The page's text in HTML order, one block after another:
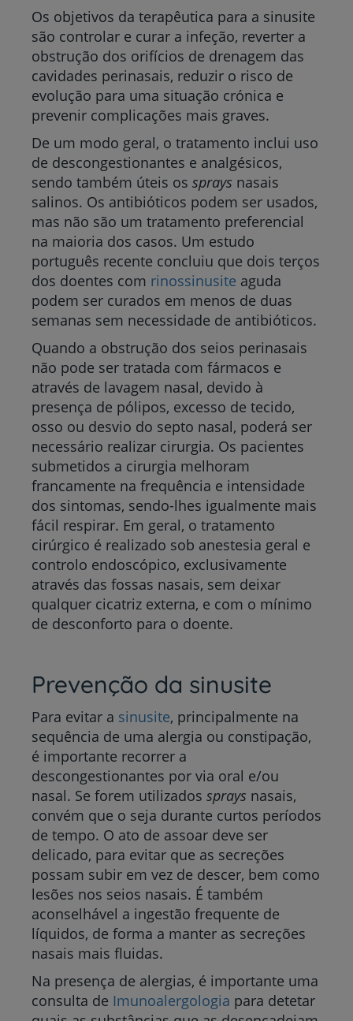
Os objetivos da terapêutica para a sinusite
são controlar e curar a infeção, reverter a
obstrução dos orifícios de drenagem das
cavidades perinasais, reduzir o risco de
evolução para uma situação crónica e
prevenir complicações mais graves.
De um modo geral, o tratamento inclui uso
de descongestionantes e analgésicos,
sendo também úteis os sprays nasais
salinos. Os antibióticos podem ser usados,
mas não são um tratamento preferencial
na maioria dos casos. Um estudo
português recente concluiu que dois terços
dos doentes com rinossinusite aguda
podem ser curados em menos de duas
semanas sem necessidade de antibióticos.
Quando a obstrução dos seios perinasais
não pode ser tratada com fármacos e
através de lavagem nasal, devido à
presença de pólipos, excesso de tecido,
osso ou desvio do septo nasal, poderá ser
necessário realizar cirurgia. Os pacientes
submetidos a cirurgia melhoram
francamente na frequência e intensidade
dos sintomas, sendo-lhes igualmente mais
fácil respirar. Em geral, o tratamento
cirúrgico é realizado sob anestesia geral e
controlo endoscópico, exclusivamente
através das fossas nasais, sem deixar
qualquer cicatriz externa, e com o mínimo
de desconforto para o doente.
Prevenção da sinusite
Para evitar a sinusite, principalmente na
sequência de uma alergia ou constipação,
é importante recorrer a
descongestionantes por via oral e/ou
nasal. Se forem utilizados sprays nasais,
convém que o seja durante curtos períodos
de tempo. O ato de assoar deve ser
delicado, para evitar que as secreções
possam subir em vez de descer, bem como
lesões nos seios nasais. É também
aconselhável a ingestão frequente de
líquidos, de forma a manter as secreções
nasais mais fluidas.
Na presença de alergias, é importante uma
consulta de Imunoalergologia para detetar